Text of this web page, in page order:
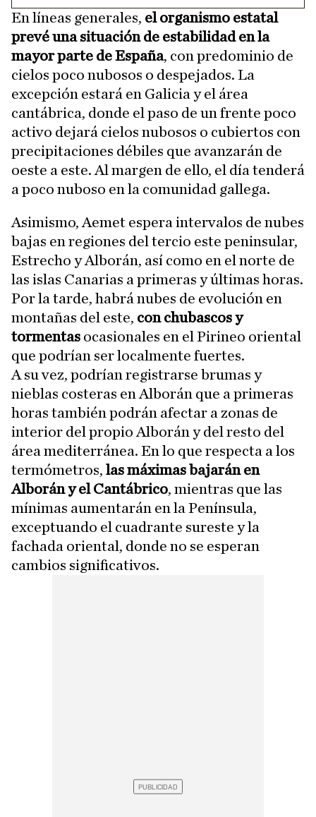
En líneas generales, el organismo estatal
prevé una situación de estabilidad en la
mayor parte de España, con predominio de
cielos poco nubosos o despejados. La
excepción estará en Galicia y el área
cantábrica, donde el paso de un frente poco
activo dejará cielos nubosos o cubiertos con
precipitaciones débiles que avanzarán de
oeste a este. Al margen de ello, el día tenderá
a poco nuboso en la comunidad gallega.
Asimismo, Aemet espera intervalos de nubes
bajas en regiones del tercio este peninsular,
Estrecho y Alborán, así como en el norte de
las islas Canarias a primeras y últimas horas.
Por la tarde, habrá nubes de evolución en
montañas del este, con chubascos y
tormentas ocasionales en el Pirineo oriental
que podrían ser localmente fuertes.
A su vez, podrían registrarse brumas y
nieblas costeras en Alborán que a primeras
horas también podrán afectar a zonas de
interior del propio Alborán y del resto del
área mediterránea. En lo que respecta a los
termómetros, las máximas bajarán en
Alborán y el Cantábrico, mientras que las
mínimas aumentarán en la Península,
exceptuando el cuadrante sureste y la
fachada oriental, donde no se esperan
cambios significativos.